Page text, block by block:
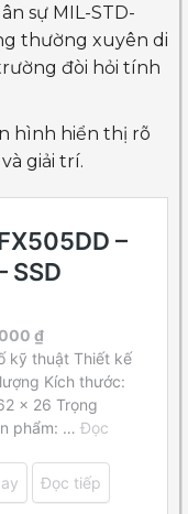
sự MIL-STD-
thường xuyên di
đòi hỏi tính
hình hiển thị rõ
giải trí.